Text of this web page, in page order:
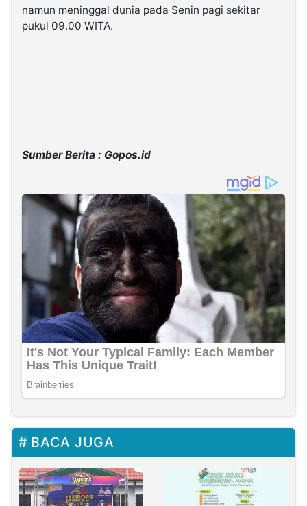
namun meninggal dunia pada Senin pagi sekitar
pukul 09.00 WITA.
Sumber Berita : Gopos.id
BACA JUGA